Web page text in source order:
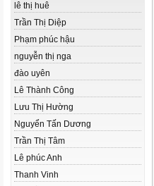
lê thị huê
Trần Thị Diệp
Phạm phúc hậu
nguyễn thị nga
đào uyên
Lê Thành Công
Lưu Thị Hường
Nguyển Tấn Dương
Trần Thị Tâm
Lê phúc Anh
Thanh Vinh